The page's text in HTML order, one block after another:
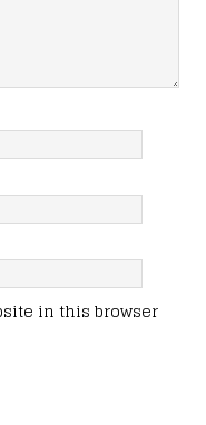
in this browser